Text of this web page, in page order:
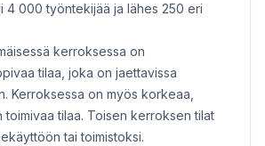
4 000 työntekijää ja lähes 250 eri
kerroksessa on
tilaa, joka on jaettavissa
Kerroksessa on myös korkeaa,
toimivaa tilaa. Toisen kerroksen tilat
tai toimistoksi.